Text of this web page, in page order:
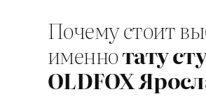
Почему стоит
именнотату
OLDFOX